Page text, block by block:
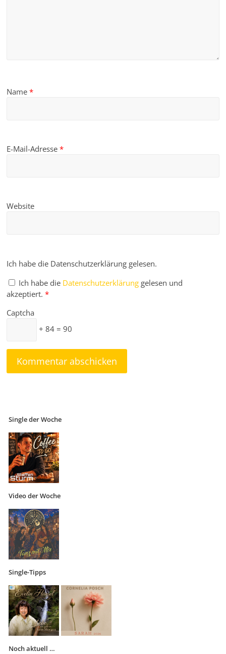
Name*
E-Mail-Adresse*
Website
Ich habe die Datenschutzerklärung gelesen.
Ich habe die Datenschutzerklärung gelesen und
akzeptiert. *
Captcha
+ 84 = 90
Single der Woche
Video der Woche
Single-Tipps
Noch aktuell …